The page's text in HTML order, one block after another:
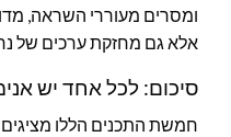
ומסרים מעוררי השראה,
אלא גם מחזקת ערכים של
סיכום: לכל אחד יש
חמשת התכנים הללו